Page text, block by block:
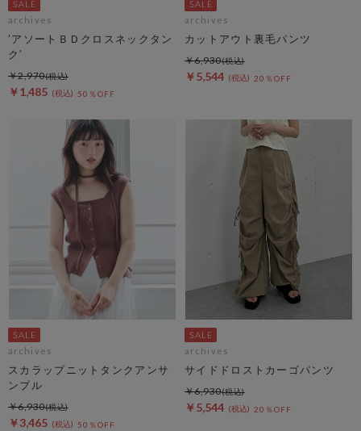
archives
’アソートＢＤクロスネックタン
ク’
￥1,485 50％OFF
￥2,970
archives
カットアウト裏毛パンツ
￥5,544 20％OFF
￥6,930
archives
スカラップニットタンクアンサ
ンブル
￥3,465 50％OFF
￥6,930
archives
サイドドロストカーゴパンツ
￥5,544 20％OFF
￥6,930